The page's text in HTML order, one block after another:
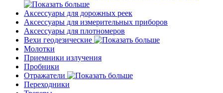
Аксессуары для дорожных реек
Аксессуары для измерительных приборов
Аксессуары для плотномеров
Вехи геодезические
Молотки
Приемники излучения
Пробники
Отражатели
Переходники